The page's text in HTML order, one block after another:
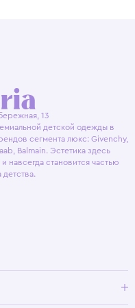
13
детской одежды в
сегмента люкс: Givenchy,
Balmain. Эстетика здесь
навсегда становится частью